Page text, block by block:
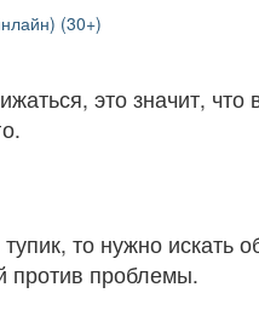
(30+)
это значит, что
то нужно искать
против проблемы.